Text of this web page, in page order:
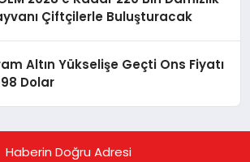
Çiftçilerle Buluşturacak
Altın Yükselişe Geçti Ons Fiyatı
Dolar
Haberin Doğru Adresi